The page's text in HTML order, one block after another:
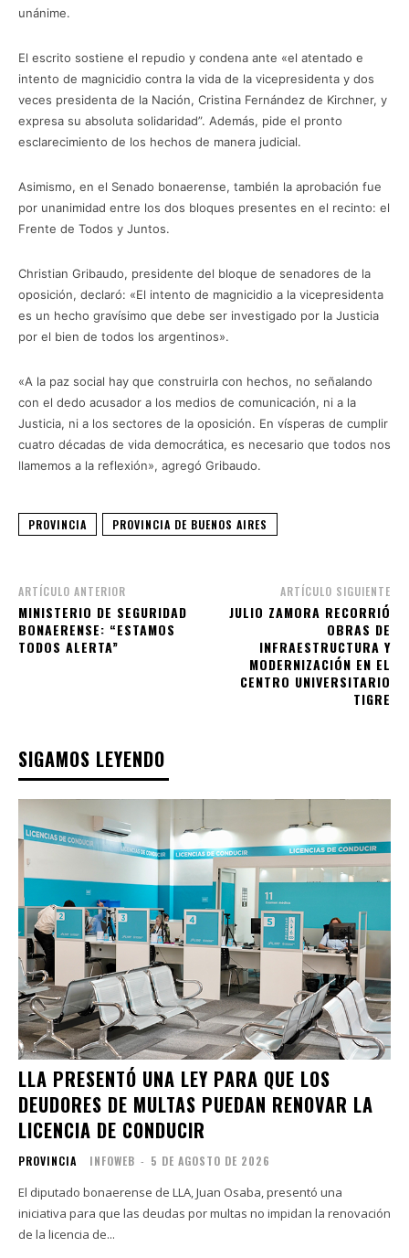
unánime.
El escrito sostiene el repudio y condena ante «el atentado e
intento de magnicidio contra la vida de la vicepresidenta y dos
veces presidenta de la Nación, Cristina Fernández de Kirchner, y
expresa su absoluta solidaridad”. Además, pide el pronto
esclarecimiento de los hechos de manera judicial.
Asimismo, en el Senado bonaerense, también la aprobación fue
por unanimidad entre los dos bloques presentes en el recinto: el
Frente de Todos y Juntos.
Christian Gribaudo, presidente del bloque de senadores de la
oposición, declaró: «El intento de magnicidio a la vicepresidenta
es un hecho gravísimo que debe ser investigado por la Justicia
por el bien de todos los argentinos».
«A la paz social hay que construirla con hechos, no señalando
con el dedo acusador a los medios de comunicación, ni a la
Justicia, ni a los sectores de la oposición. En vísperas de cumplir
cuatro décadas de vida democrática, es necesario que todos nos
llamemos a la reflexión», agregó Gribaudo.
PROVINCIA PROVINCIA DE BUENOS AIRES
ARTÍCULO ANTERIOR
MINISTERIO DE SEGURIDAD
BONAERENSE: “ESTAMOS
TODOS ALERTA”
ARTÍCULO SIGUIENTE
JULIO ZAMORA RECORRIÓ
OBRAS DE
INFRAESTRUCTURA Y
MODERNIZACIÓN EN EL
CENTRO UNIVERSITARIO
TIGRE
SIGAMOS LEYENDO
LLA PRESENTÓ UNA LEY PARA QUE LOS
DEUDORES DE MULTAS PUEDAN RENOVAR LA
LICENCIA DE CONDUCIR
PROVINCIA INFOWEB - 5 DE AGOSTO DE 2026
El diputado bonaerense de LLA, Juan Osaba, presentó una
iniciativa para que las deudas por multas no impidan la renovación
de la licencia de...